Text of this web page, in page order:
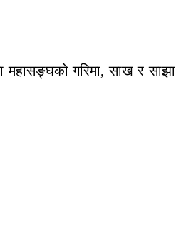
महासङ्घको गरिमा, साख र साझा